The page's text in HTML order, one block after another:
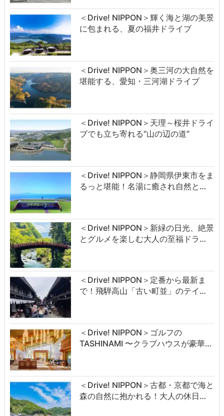
＜Drive! NIPPON＞輝く海と湖の美景
に包まれる、夏の福井ドライブ
＜Drive! NIPPON＞奥三河の大自然を
堪能する、愛知・三河湖ドライブ
＜Drive! NIPPON＞天理～桜井ドライ
ブでも立ち寄れる“山の辺の道”
＜Drive! NIPPON＞静岡県伊東市をま
るっと堪能！名湯に癒され自然と…
＜Drive! NIPPON＞新緑の日光、絶景
とグルメを楽しむ大人の至福ドラ…
＜Drive! NIPPON＞定番から最新ま
で！飛騨高山「古い町並」のテイ…
＜Drive! NIPPON＞ゴルフの
TASHINAMI 〜クラブハウスが豪華…
＜Drive! NIPPON＞古都・京都で海と
森の自然に抱かれる！大人の休日…